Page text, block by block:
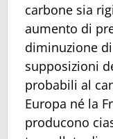
carbone sia
aumento di
diminuzione
supposizioni
probabili al
Europa né la
producono